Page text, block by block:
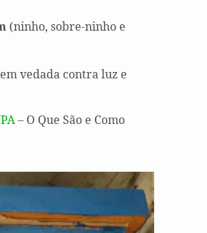
(ninho, sobre-ninho e
vedada contra luz e
– O Que São e Como